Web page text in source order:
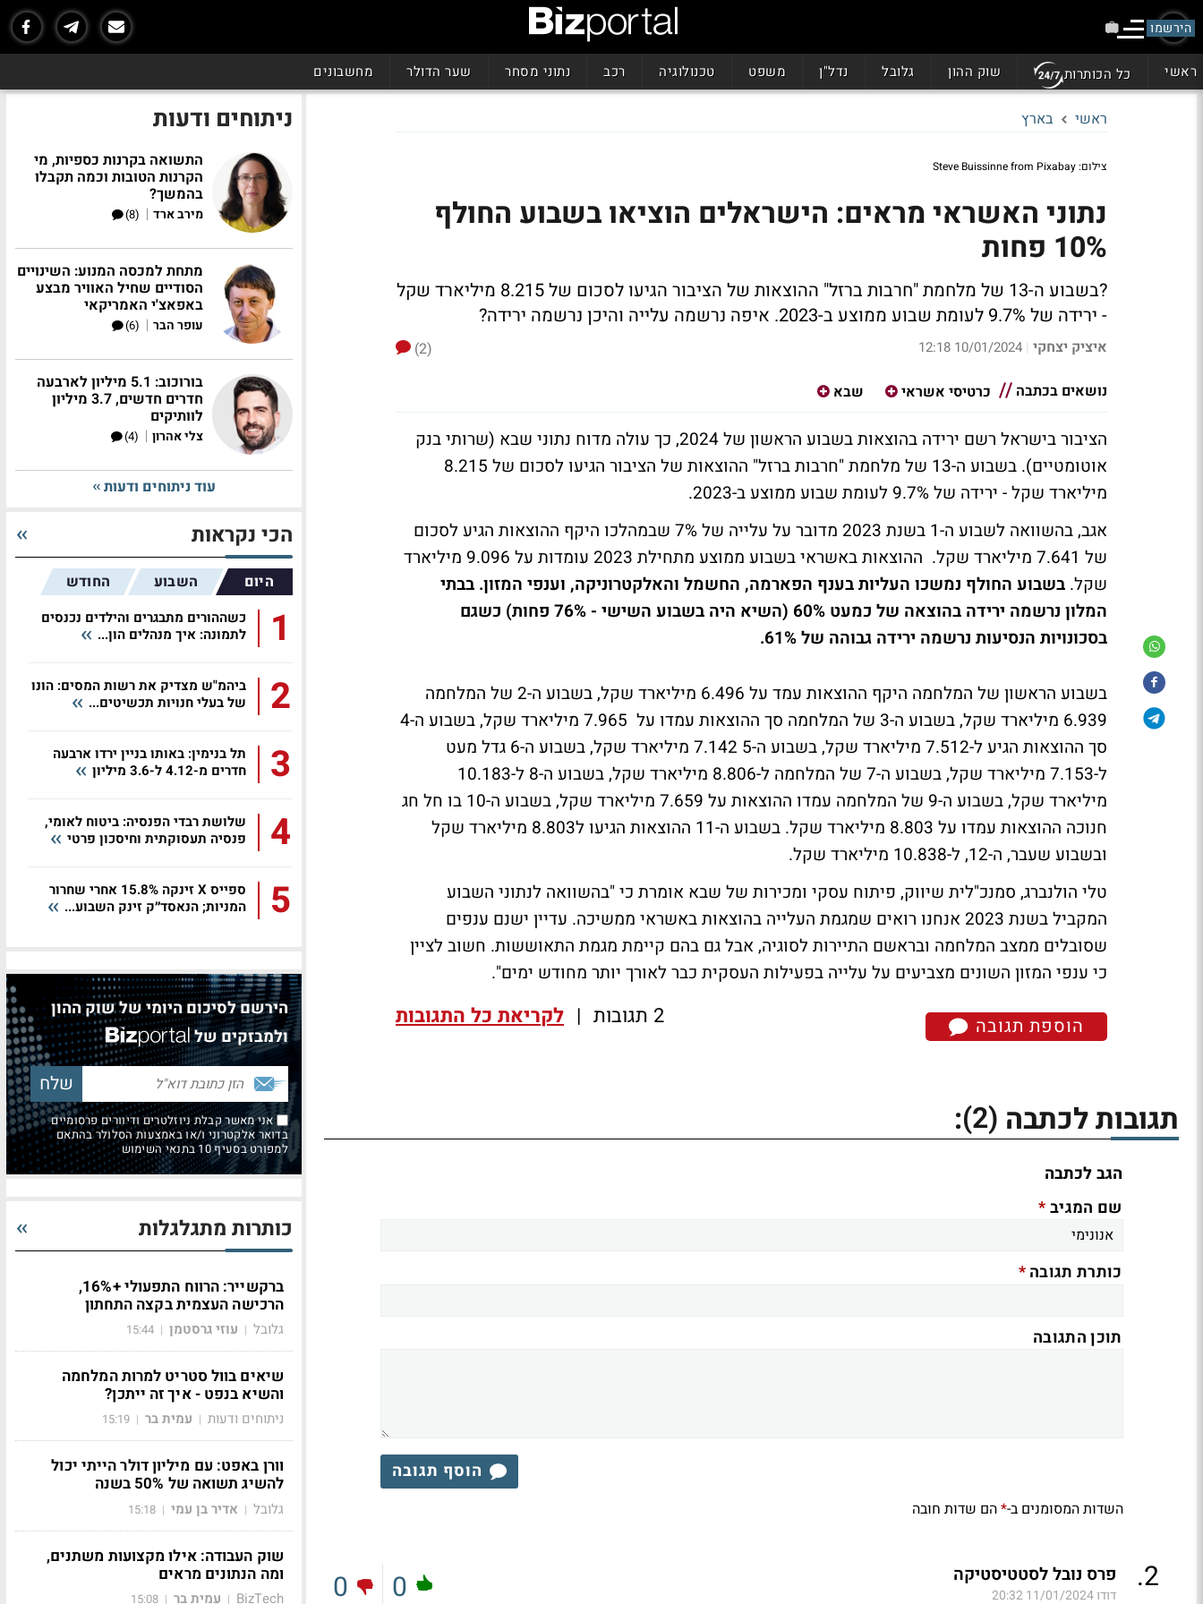
הירשמו
ראשי כל הכותרות שוק ההון גלובל נדל"ן משפט טכנולוגיה רכב נתוני מסחר שער הדולר מחשבונים
ראשי בארץ
צילום: Steve Buissinne from Pixabay
נתוני האשראי מראים: הישראלים הוציאו בשבוע החולף
10% פחות
?בשבוע ה-13 של מלחמת "חרבות ברזל" ההוצאות של הציבור הגיעו לסכום של 8.215 מיליארד שקל
- ירידה של 9.7% לעומת שבוע ממוצע ב-2023. איפה נרשמה עלייה והיכן נרשמה ירידה?
איציק יצחקי |
10/01/2024 12:18
(2)
נושאים בכתבה
כרטיסי אשראי שבא
הציבור בישראל רשם ירידה בהוצאות בשבוע הראשון של 2024, כך עולה מדוח נתוני שבא (שרותי בנק
אוטומטיים). בשבוע ה-13 של מלחמת "חרבות ברזל" ההוצאות של הציבור הגיעו לסכום של 8.215
מיליארד שקל - ירידה של 9.7% לעומת שבוע ממוצע ב-2023.
אגב, בהשוואה לשבוע ה-1 בשנת 2023 מדובר על עלייה של 7% שבמהלכו היקף ההוצאות הגיע לסכום
של 7.641 מיליארד שקל. ההוצאות באשראי בשבוע ממוצע מתחילת 2023 עומדות על 9.096 מיליארד
שקל. בשבוע החולף נמשכו העליות בענף הפארמה, החשמל והאלקטרוניקה, וענפי המזון. בבתי
המלון נרשמה ירידה בהוצאה של כמעט 60% (השיא היה בשבוע השישי - 76% פחות) כשגם
בסכונויות הנסיעות נרשמה ירידה גבוהה של 61%.
בשבוע הראשון של המלחמה היקף ההוצאות עמד על 6.496 מיליארד שקל, בשבוע ה-2 של המלחמה
6.939 מיליארד שקל, בשבוע ה-3 של המלחמה סך ההוצאות עמדו על 7.965 מיליארד שקל, בשבוע ה-4
סך ההוצאות הגיע ל-7.512 מיליארד שקל, בשבוע ה-5 7.142 מיליארד שקל, בשבוע ה-6 גדל מעט
ל-7.153 מיליארד שקל, בשבוע ה-7 של המלחמה ל-8.806 מיליארד שקל, בשבוע ה-8 ל-10.183
מיליארד שקל, בשבוע ה-9 של המלחמה עמדו ההוצאות על 7.659 מיליארד שקל, בשבוע ה-10 בו חל חג
חנוכה ההוצאות עמדו על 8.803 מיליארד שקל. בשבוע ה-11 ההוצאות הגיעו ל8.803 מיליארד שקל
ובשבוע שעבר, ה-12, ל-10.838 מיליארד שקל.
טלי הולנברג, סמנכ"לית שיווק, פיתוח עסקי ומכירות של שבא אומרת כי "בהשוואה לנתוני השבוע
המקביל בשנת 2023 אנחנו רואים שמגמת העלייה בהוצאות באשראי ממשיכה. עדיין ישנם ענפים
שסובלים ממצב המלחמה ובראשם התיירות לסוגיה, אבל גם בהם קיימת מגמת התאוששות. חשוב לציין
כי ענפי המזון השונים מצביעים על עלייה בפעילות העסקית כבר לאורך יותר מחודש ימים".
הוספת תגובה 2 תגובות | לקריאת כל התגובות
תגובות לכתבה (2)
:
הגב לכתבה
שם המגיב*
כותרת תגובה*
תוכן התגובה
הוסף תגובה
השדות המסומנים ב-*הם שדות חובה
2
. פרס נובל לסטטיסטיקה
דודו11/01/2024 20:32
0
0
ניתוחים ודעות
התשואה בקרנות כספיות, מי
הקרנות הטובות וכמה תקבלו
בהמשך?
מירב ארד |
(8)
מתחת למכסה המנוע: השינויים
הסודיים שחיל האוויר מבצע
באפאצ'י האמריקאי
עופר הבר |
(6)
בורוכוב: 5.1 מיליון לארבעה
חדרים חדשים, 3.7 מיליון
לוותיקים
צלי אהרון |
(4)
עוד ניתוחים ודעות
הכי נקראות
היום השבוע החודש
1
כשההורים מתבגרים והילדים נכנסים
לתמונה: איך מנהלים הון...
2
ביהמ"ש מצדיק את רשות המסים: הונו
של בעלי חנויות תכשיטים...
3
תל בנימין: באותו בניין ירדו ארבעה
חדרים מ-4.12 ל-3.6 מיליון
4
שלושת רבדי הפנסיה: ביטוח לאומי,
פנסיה תעסוקתית וחיסכון פרטי
5
ספייס X זינקה 15.8% אחרי שחרור
המניות; הנאסד״ק זינק השבוע...
הירשם לסיכום היומי של שוק ההון
ולמבזקים של
אני מאשר קבלת ניוזלטרים ודיוורים פרסומיים
בדואר אלקטרוני ו/או באמצעות הסלולר בהתאם
למפורט בסעיף 10 בתנאי השימוש
כותרות מתגלגלות
ברקשייר: הרווח התפעולי +16%,
הרכישה העצמית בקצה התחתון
גלובל | עוזי גרסטמן |
15:44
שיאים בוול סטריט למרות המלחמה
והשיא בנפט - איך זה ייתכן?
ניתוחים ודעות | עמית בר |
15:19
וורן באפט: עם מיליון דולר הייתי יכול
להשיג תשואה של 50% בשנה
גלובל | אדיר בן עמי |
15:18
שוק העבודה: אילו מקצועות משתנים,
ומה הנתונים מראים
BizTech
| עמית בר |
15:08